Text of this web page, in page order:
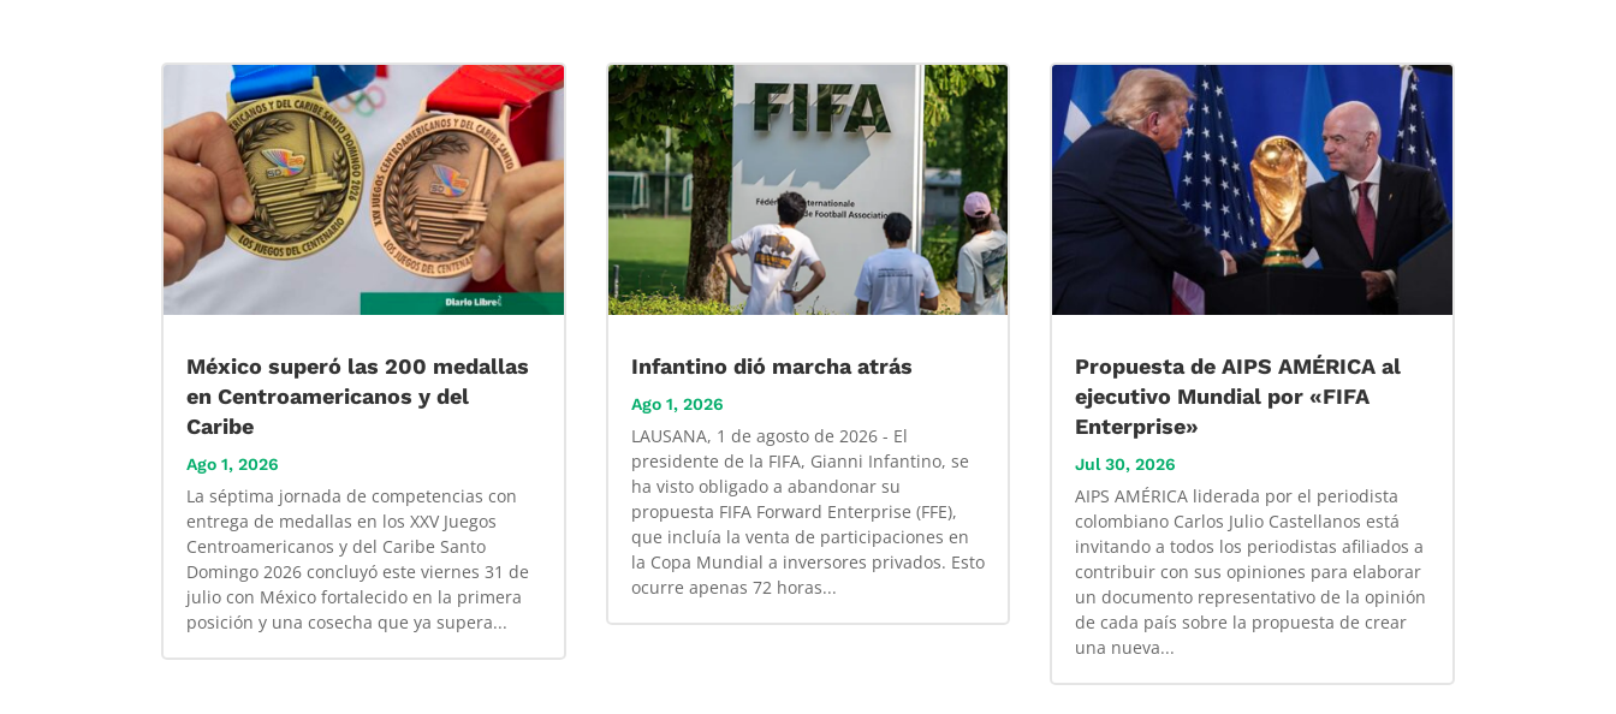
México superó las 200 medallas
en Centroamericanos y del
Caribe
Ago 1, 2026
La séptima jornada de competencias con
entrega de medallas en los XXV Juegos
Centroamericanos y del Caribe Santo
Domingo 2026 concluyó este viernes 31 de
julio con México fortalecido en la primera
posición y una cosecha que ya supera...
Infantino dió marcha atrás
Ago 1, 2026
LAUSANA, 1 de agosto de 2026 - El
presidente de la FIFA, Gianni Infantino, se
ha visto obligado a abandonar su
propuesta FIFA Forward Enterprise (FFE),
que incluía la venta de participaciones en
la Copa Mundial a inversores privados. Esto
ocurre apenas 72 horas...
Propuesta de AIPS AMÉRICA al
ejecutivo Mundial por «FIFA
Enterprise»
Jul 30, 2026
AIPS AMÉRICA liderada por el periodista
colombiano Carlos Julio Castellanos está
invitando a todos los periodistas afiliados a
contribuir con sus opiniones para elaborar
un documento representativo de la opinión
de cada país sobre la propuesta de crear
una nueva...